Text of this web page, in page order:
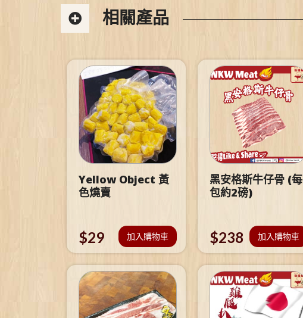
相關產品
Yellow Object 黃
色燒賣
$29 加入購物車
黑安格斯牛仔骨 (每
包約2磅)
$238 加入購物車